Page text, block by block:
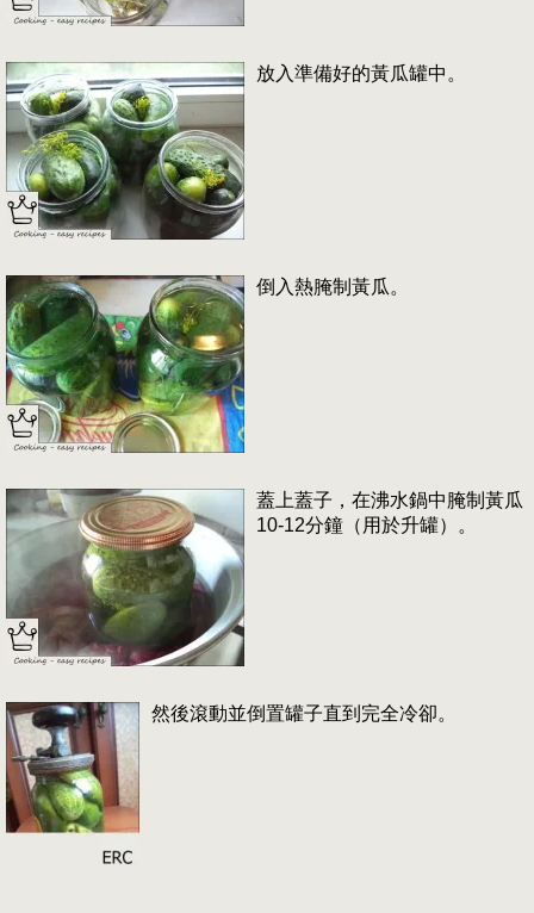
放入準備好的黃瓜罐中。
倒入熱腌制黃瓜。
蓋上蓋子，在沸水鍋中腌制黃瓜
10-12分鐘（用於升罐）。
然後滾動並倒置罐子直到完全冷卻。